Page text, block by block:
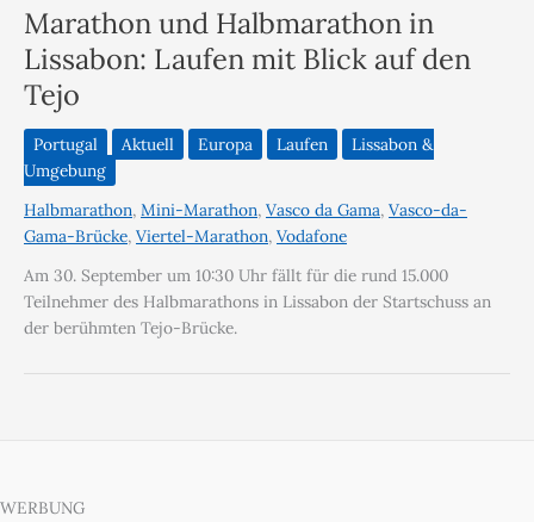
Marathon und Halbmarathon in
Lissabon: Laufen mit Blick auf den
Tejo
Portugal Aktuell Europa Laufen
Lissabon &
Umgebung
Halbmarathon, Mini-Marathon, Vasco da Gama, Vasco-da-
Gama-Brücke, Viertel-Marathon, Vodafone
Am 30. September um 10:30 Uhr fällt für die rund 15.000
Teilnehmer des Halbmarathons in Lissabon der Startschuss an
der berühmten Tejo-Brücke.
WERBUNG